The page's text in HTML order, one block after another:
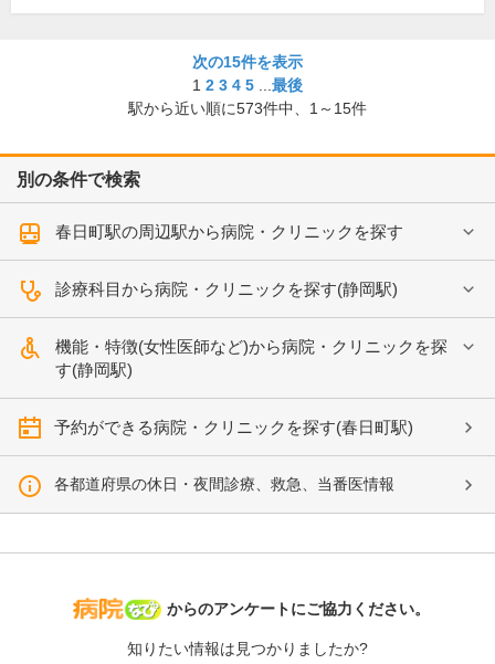
次の15件を表示
1 2 3 4 5
最後
駅から近い順に573件中、 1～15件
別の条件で検索
春日町駅の周辺駅から病院・クリニックを探す
診療科目から病院・クリニックを探す(静岡駅)
機能・特徴(女性医師など)から病院・クリニックを探
す(静岡駅)
予約ができる病院・クリニックを探す(春日町駅)
各都道府県の休日・夜間診療、救急、当番医情報
病院なび
からのアンケートにご協力ください。
知りたい情報は見つかりましたか?